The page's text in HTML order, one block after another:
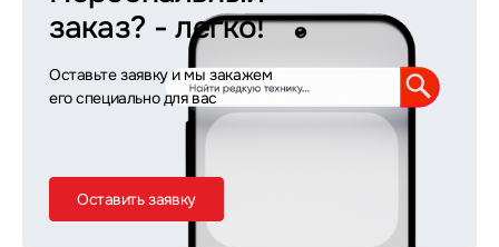
заказ? - легко!
Оставьте заявку и мы закажем
его специально для вас
Оставить заявку